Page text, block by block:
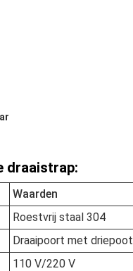
draaistrap:
Waarden
Roestvrij staal 304
Draaipoort met driepoot
110 V/220 V